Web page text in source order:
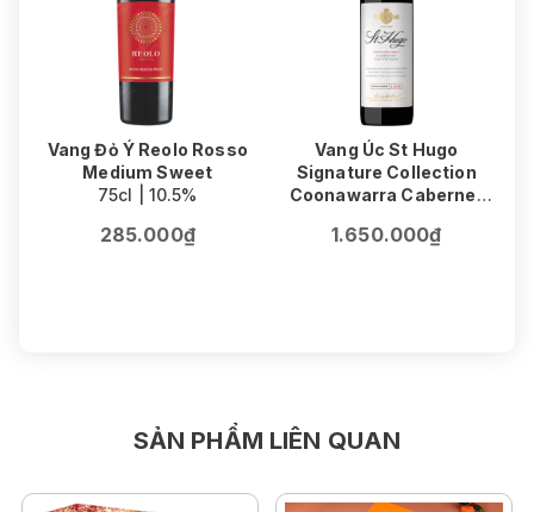
Vang Đỏ Ý Reolo Rosso
Medium Sweet
75cl | 10.5%
285.000₫
Vang Úc St Hugo
Signature Collection
Coonawarra Cabernet
75cl | 14.5%
1.650.000₫
SẢN PHẨM LIÊN QUAN